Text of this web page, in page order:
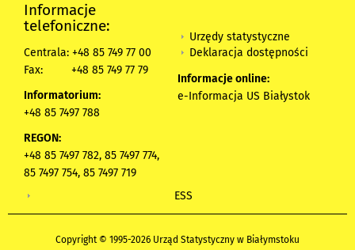
Informacje
telefoniczne:
Centrala: +48 85 749 77 00
Fax:
+48 85 749 77 79
Informatorium:
+48 85 7497 788
REGON:
+48 85 7497 782, 85 7497 774,
85 7497 754, 85 7497 719
Urzędy statystyczne
Deklaracja dostępności
Informacje online:
e-Informacja US Białystok
ESS
Copyright © 1995-2026 Urząd Statystyczny w Białymstoku